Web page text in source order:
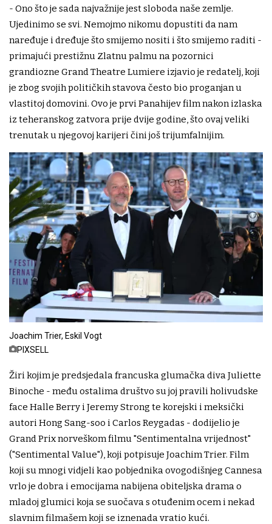
- Ono što je sada najvažnije jest sloboda naše zemlje.
Ujedinimo se svi. Nemojmo nikomu dopustiti da nam
naređuje i dređuje što smijemo nositi i što smijemo raditi -
primajući prestižnu Zlatnu palmu na pozornici
grandiozne Grand Theatre Lumiere izjavio je redatelj, koji
je zbog svojih političkih stavova često bio proganjan u
vlastitoj domovini. Ovo je prvi Panahijev film nakon izlaska
iz teheranskog zatvora prije dvije godine, što ovaj veliki
trenutak u njegovoj karijeri čini još trijumfalnijim.
Joachim Trier, Eskil Vogt
PIXSELL
Žiri kojim je predsjedala francuska glumačka diva Juliette
Binoche - među ostalima društvo su joj pravili holivudske
face Halle Berry i Jeremy Strong te korejski i meksički
autori Hong Sang-soo i Carlos Reygadas - dodijelio je
Grand Prix norveškom filmu "Sentimentalna vrijednost"
("Sentimental Value"), koji potpisuje Joachim Trier. Film
koji su mnogi vidjeli kao pobjednika ovogodišnjeg Cannesa
vrlo je dobra i emocijama nabijena obiteljska drama o
mladoj glumici koja se suočava s otuđenim ocem i nekad
slavnim filmašem koji se iznenada vratio kući.